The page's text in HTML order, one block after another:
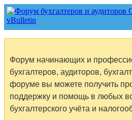
Форум начинающих и
бухгалтеров, аудиторов,
форуме вы можете получить
поддержку и помощь в любых
бухгалтерского учёта и